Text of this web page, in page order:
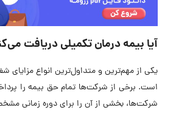
آیا بیمه درمان تکمیلی دریافت
یکی از مهم‌ترین و متداول‌ترین انواع مزایای
است. برخی از شرکت‌ها تمام حق بیمه را
شرکت‌ها، بخشی از آن را برای دوره زمانی